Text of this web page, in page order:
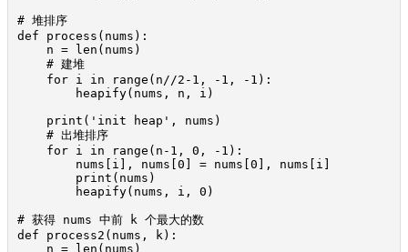
# 堆排序
def process(nums):
    n = len(nums)
    # 建堆
    for i in range(n//2-1, -1, -1):
        heapify(nums, n, i)
    print('init heap', nums)
    # 出堆排序
    for i in range(n-1, 0, -1):
        nums[i], nums[0] = nums[0], nums[i]
        print(nums)
        heapify(nums, i, 0)
# 获得 nums 中前 k 个最大的数
def process2(nums, k):
    n = len(nums)